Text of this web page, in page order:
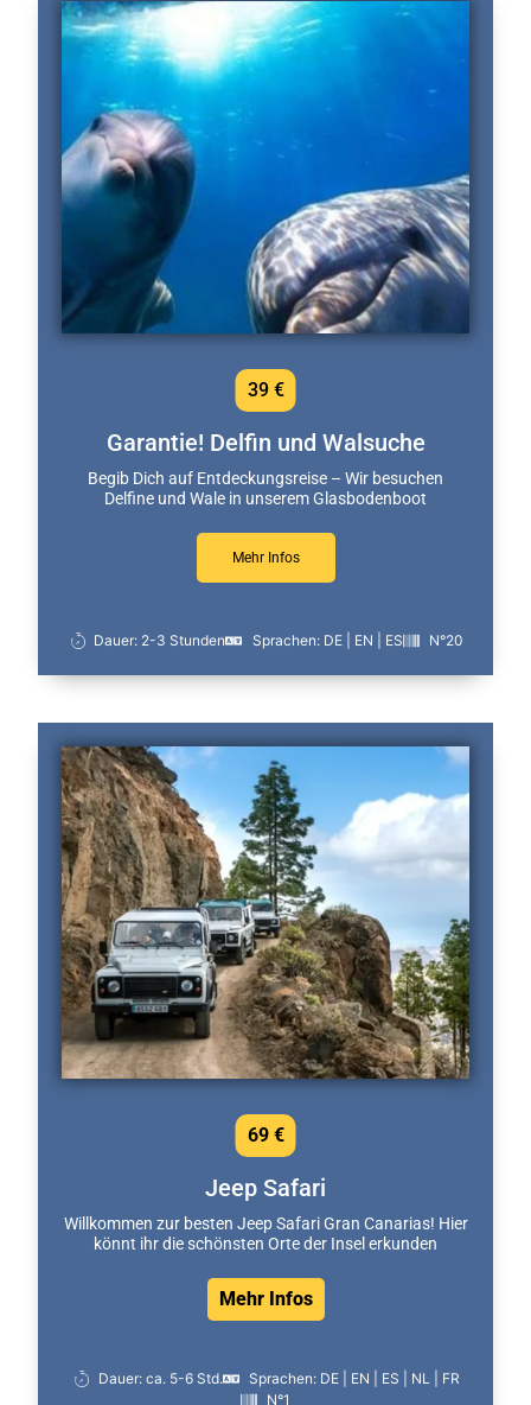
Garantie! Delfin und Walsuche
Begib Dich auf Entdeckungsreise – Wir besuchen
Delfine und Wale in unserem Glasbodenboot
Mehr Infos
39 €
Dauer: 2-3 Stunden Sprachen: DE | EN | ES N°20
Jeep Safari
Willkommen zur besten Jeep Safari Gran Canarias! Hier
könnt ihr die schönsten Orte der Insel erkunden
Mehr Infos
69 €
Dauer: ca. 5-6 Std.
Sprachen: DE | EN | ES | NL | FR
N°1